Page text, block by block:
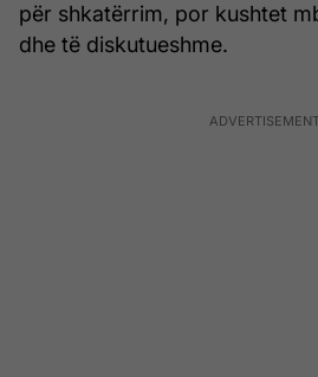
për shkatërrim, por kushtet
dhe të diskutueshme.